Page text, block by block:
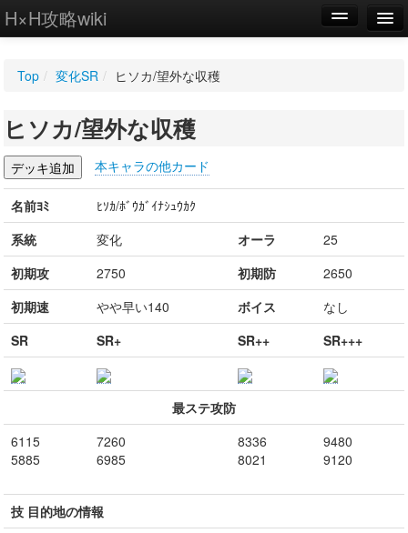
H×H攻略wiki
WIKI
設定
Top / 変化SR / ヒソカ/望外な収穫
ヒソカ/望外な収穫
本キャラの他カード
名前ﾖﾐ
ﾋｿｶ/ﾎﾞｳｶﾞｲﾅｼｭｳｶｸ
系統
変化 オーラ
25
初期攻
2750 初期防
2650
初期速
やや早い140 ボイス
なし
SR
SR+ SR++ SR+++
最ステ攻防
6115
5885
7260
6985
8336
8021
9480
9120
技 目的地の情報